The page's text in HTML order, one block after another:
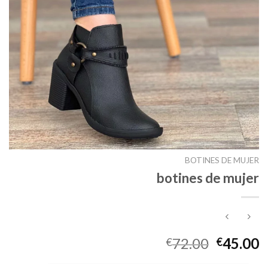
BOTINES DE MUJER
botines de mujer
€72.00 €45.00